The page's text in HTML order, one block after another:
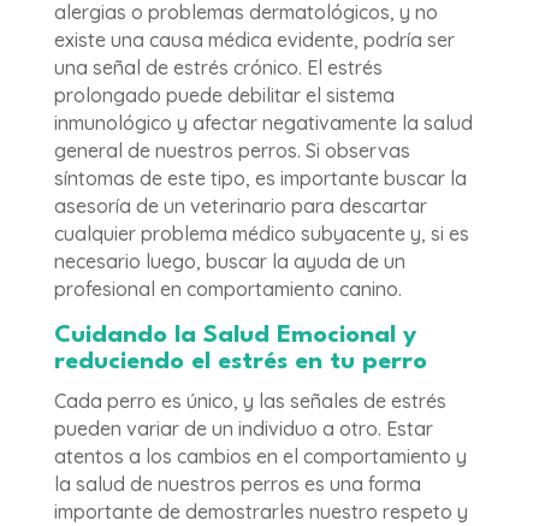
alergias o problemas dermatológicos, y no
existe una causa médica evidente, podría ser
una señal de estrés crónico. El estrés
prolongado puede debilitar el sistema
inmunológico y afectar negativamente la salud
general de nuestros perros. Si observas
síntomas de este tipo, es importante buscar la
asesoría de un veterinario para descartar
cualquier problema médico subyacente y, si es
necesario luego, buscar la ayuda de un
profesional en comportamiento canino.
Cuidando la Salud Emocional y
reduciendo el estrés en tu perro
Cada perro es único, y las señales de estrés
pueden variar de un individuo a otro. Estar
atentos a los cambios en el comportamiento y
la salud de nuestros perros es una forma
importante de demostrarles nuestro respeto y